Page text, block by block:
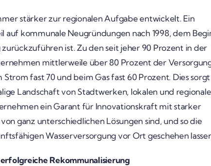
stärker zur regio­nalen Aufgabe entwi­ckelt. Ein
auf kommu­nale Neugrün­dungen nach 1998, dem
ist. Zu den seit jeher 90 Prozent in der
mitt­ler­weile über 80 Prozent der
fast 70 und beim Gas fast 60 Prozent. Dies sorgt
Land­schaft von Stadt­werken, lokalen und
ein Garant für Inno­va­ti­ons­kraft mit starker
ganz unter­schied­li­chen Lösungen sind, und so die
Wasser­ver­sor­gung vor Ort geschehen
Rekom­mu­na­li­sie­rung